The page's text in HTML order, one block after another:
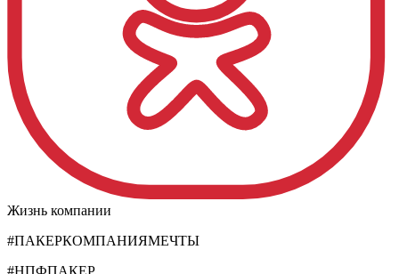
Жизнь компании
#ПАКЕРКОМПАНИЯМЕЧТЫ